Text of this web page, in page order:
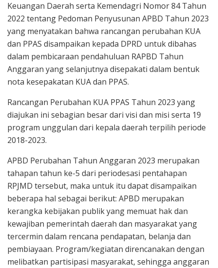
Keuangan Daerah serta Kemendagri Nomor 84 Tahun
2022 tentang Pedoman Penyusunan APBD Tahun 2023
yang menyatakan bahwa rancangan perubahan KUA
dan PPAS disampaikan kepada DPRD untuk dibahas
dalam pembicaraan pendahuluan RAPBD Tahun
Anggaran yang selanjutnya disepakati dalam bentuk
nota kesepakatan KUA dan PPAS.
Rancangan Perubahan KUA PPAS Tahun 2023 yang
diajukan ini sebagian besar dari visi dan misi serta 19
program unggulan dari kepala daerah terpilih periode
2018-2023.
APBD Perubahan Tahun Anggaran 2023 merupakan
tahapan tahun ke-5 dari periodesasi pentahapan
RPJMD tersebut, maka untuk itu dapat disampaikan
beberapa hal sebagai berikut: APBD merupakan
kerangka kebijakan publik yang memuat hak dan
kewajiban pemerintah daerah dan masyarakat yang
tercermin dalam rencana pendapatan, belanja dan
pembiayaan. Program/kegiatan direncanakan dengan
melibatkan partisipasi masyarakat, sehingga anggaran